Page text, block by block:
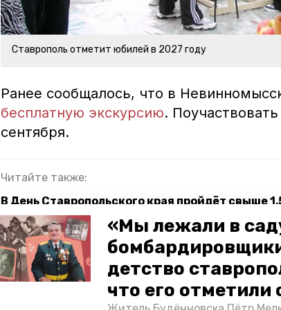
«Мы лежали в
детство
что его отметили
Ставрополь отметит юбилей в 2027 году
Ранее сообщалось, что в
бесплатную экскурсию.
сентября.
Читайте также:
В День Ставропольского края пройдёт свыше
Строителей с профессиональным праздником
Ставрополья
Спортивный праздник в поддержку ЗОЖ